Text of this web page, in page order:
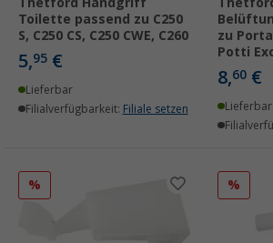
Toilette passend zu C250
S, C250 CS, C250 CWE, C260
5,95 €
Lieferbar
Filialverfügbarkeit: Filiale setzen
zu
Potti
8,60 €
Lieferbar
% %